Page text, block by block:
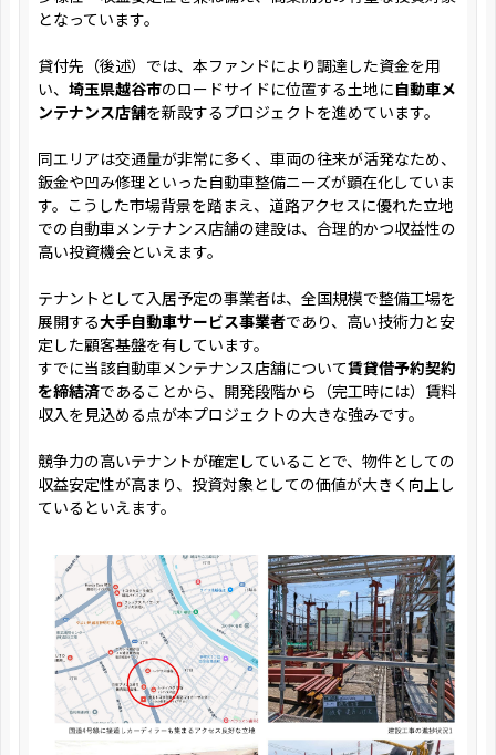
となっています。
貸付先（後述）では、本ファンドにより調達した資金を用
い、 埼玉県越谷市のロードサイドに位置する土地に自動車メ
ンテナンス店舗を新設するプロジェクトを進めています。
同エリアは交通量が非常に多く、車両の往来が活発なため、
鈑金や凹み修理といった自動車整備ニーズが顕在化していま
す。こうした市場背景を踏まえ、道路アクセスに優れた立地
での自動車メンテナンス店舗の建設は、合理的かつ収益性の
高い投資機会といえます。
テナントとして入居予定の事業者は、全国規模で整備工場を
展開する大手自動車サービス事業者であり、高い技術力と安
定した顧客基盤を有しています。
すでに当該自動車メンテナンス店舗について賃貸借予約契約
を締結済であることから、開発段階から（完工時には）賃料
収入を見込める点が本プロジェクトの大きな強みです。
競争力の高いテナントが確定していることで、物件としての
収益安定性が高まり、投資対象としての価値が大きく向上し
ているといえます。